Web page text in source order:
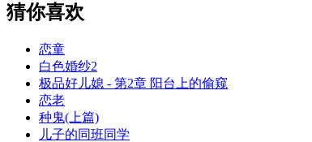
猜你喜欢
恋童
白色婚纱2
极品好儿媳 - 第2章 阳台上的偷窥
恋老
种鬼(上篇)
儿子的同班同学